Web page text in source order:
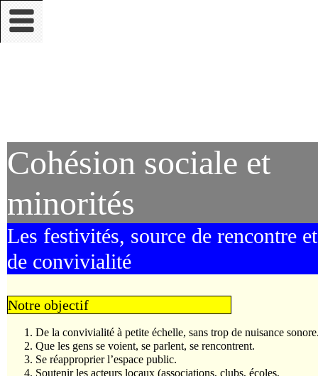
Cohésion sociale et
minorités
Les festivités, source de rencontre et
de convivialité
Notre objectif
De la convivialité à petite échelle, sans trop de nuisance
Que les gens se voient, se parlent, se rencontrent.
Se réapproprier l’espace public.
Soutenir les acteurs locaux (associations, clubs, écoles,